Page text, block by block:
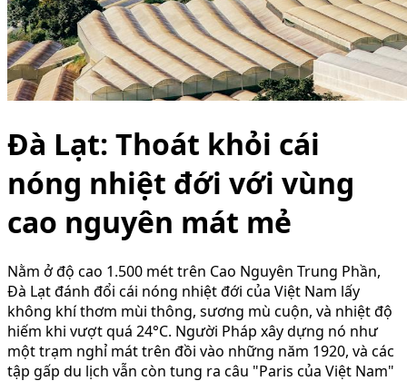
Đà Lạt: Thoát khỏi cái
nóng nhiệt đới với vùng
cao nguyên mát mẻ
Nằm ở độ cao 1.500 mét trên Cao Nguyên Trung Phần,
Đà Lạt đánh đổi cái nóng nhiệt đới của Việt Nam lấy
không khí thơm mùi thông, sương mù cuộn, và nhiệt độ
hiếm khi vượt quá 24°C. Người Pháp xây dựng nó như
một trạm nghỉ mát trên đồi vào những năm 1920, và các
tập gấp du lịch vẫn còn tung ra câu "Paris của Việt Nam"